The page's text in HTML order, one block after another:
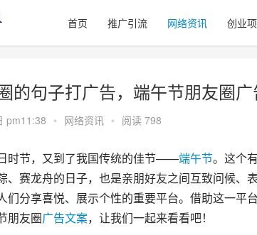
首页 推广引流 网络资讯 创业
的句子打广告，端午节朋友圈广
pm11:38 • 网络资讯 • 阅读 798
时节，又到了我国传统的佳节——端午节。这个
、赛龙舟的日子，也是亲朋好友之间互致问候、
们分享喜悦、展示个性的重要平台。借助这一平
朋友圈广告文案，让我们一起来看看吧！